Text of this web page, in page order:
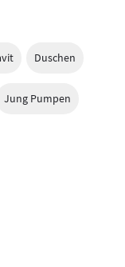
Duschen
Jung Pumpen